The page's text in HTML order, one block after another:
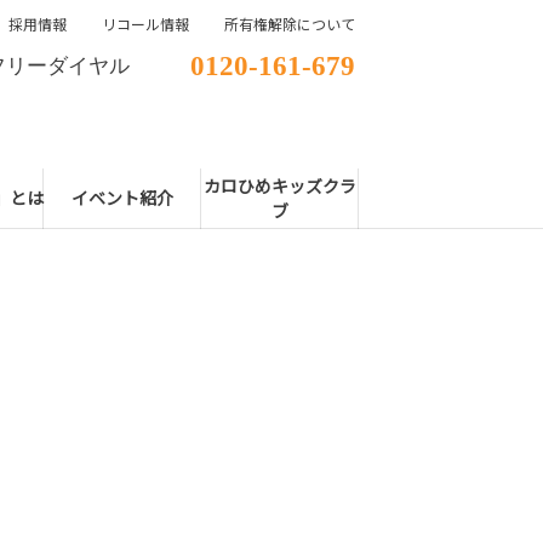
リーダイヤル 0120-161-679
とは イベント紹介
カロひめキッズクラ
ブ
採用情報 リコール情報 所有権解除について